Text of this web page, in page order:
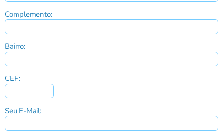
Complemento:
Bairro:
CEP:
Seu E-Mail: